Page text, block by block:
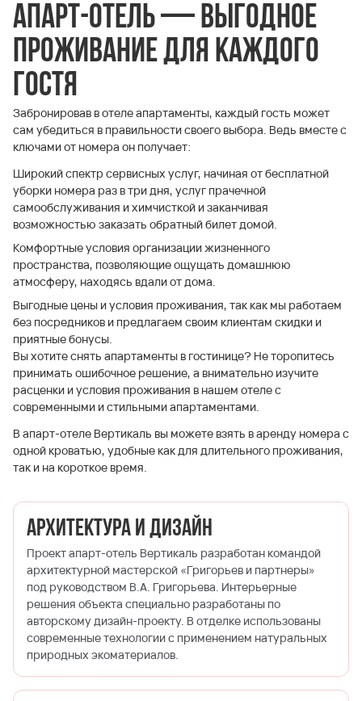
Апарт-отель — выгодное
проживание для каждого
гостя
Забронировав в отеле апартаменты, каждый гость может
сам убедиться в правильности своего выбора. Ведь вместе с
ключами от номера он получает:
Широкий спектр сервисных услуг, начиная от бесплатной
уборки номера раз в три дня, услуг прачечной
самообслуживания и химчисткой и заканчивая
возможностью заказать обратный билет домой.
Комфортные условия организации жизненного
пространства, позволяющие ощущать домашнюю
атмосферу, находясь вдали от дома.
Выгодные цены и условия проживания, так как мы работаем
без посредников и предлагаем своим клиентам скидки и
приятные бонусы.
Вы хотите снять апартаменты в гостинице? Не торопитесь
принимать ошибочное решение, а внимательно изучите
расценки и условия проживания в нашем отеле с
современными и стильными апартаментами.
В апарт-отеле Вертикаль вы можете взять в аренду номера с
одной кроватью, удобные как для длительного проживания,
так и на короткое время.
Архитектура и дизайн
Проект апарт-отель Вертикаль разработан командой
архитектурной мастерской «Григорьев и партнеры»
под руководством В.А. Григорьева. Интерьерные
решения объекта специально разработаны по
авторскому дизайн-проекту. В отделке использованы
современные технологии с применением натуральных
природных экоматериалов.